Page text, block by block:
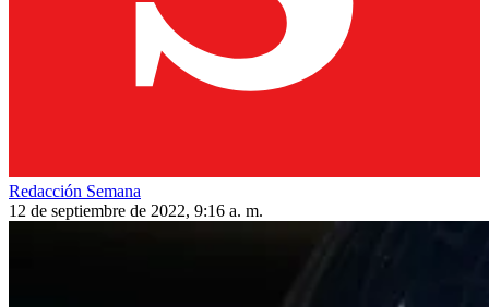
Redacción Semana
12 de septiembre de 2022, 9:16 a. m.